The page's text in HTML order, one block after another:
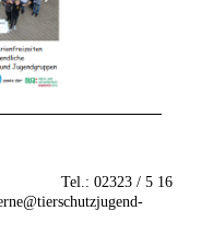
Tel.: 02323 / 5 16